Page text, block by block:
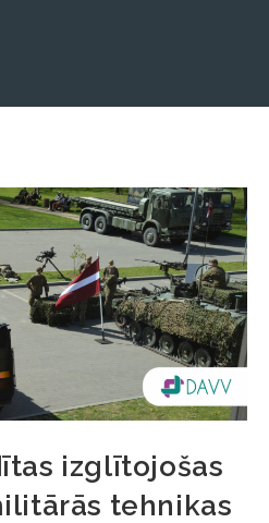
izglītojošas
tehnikas